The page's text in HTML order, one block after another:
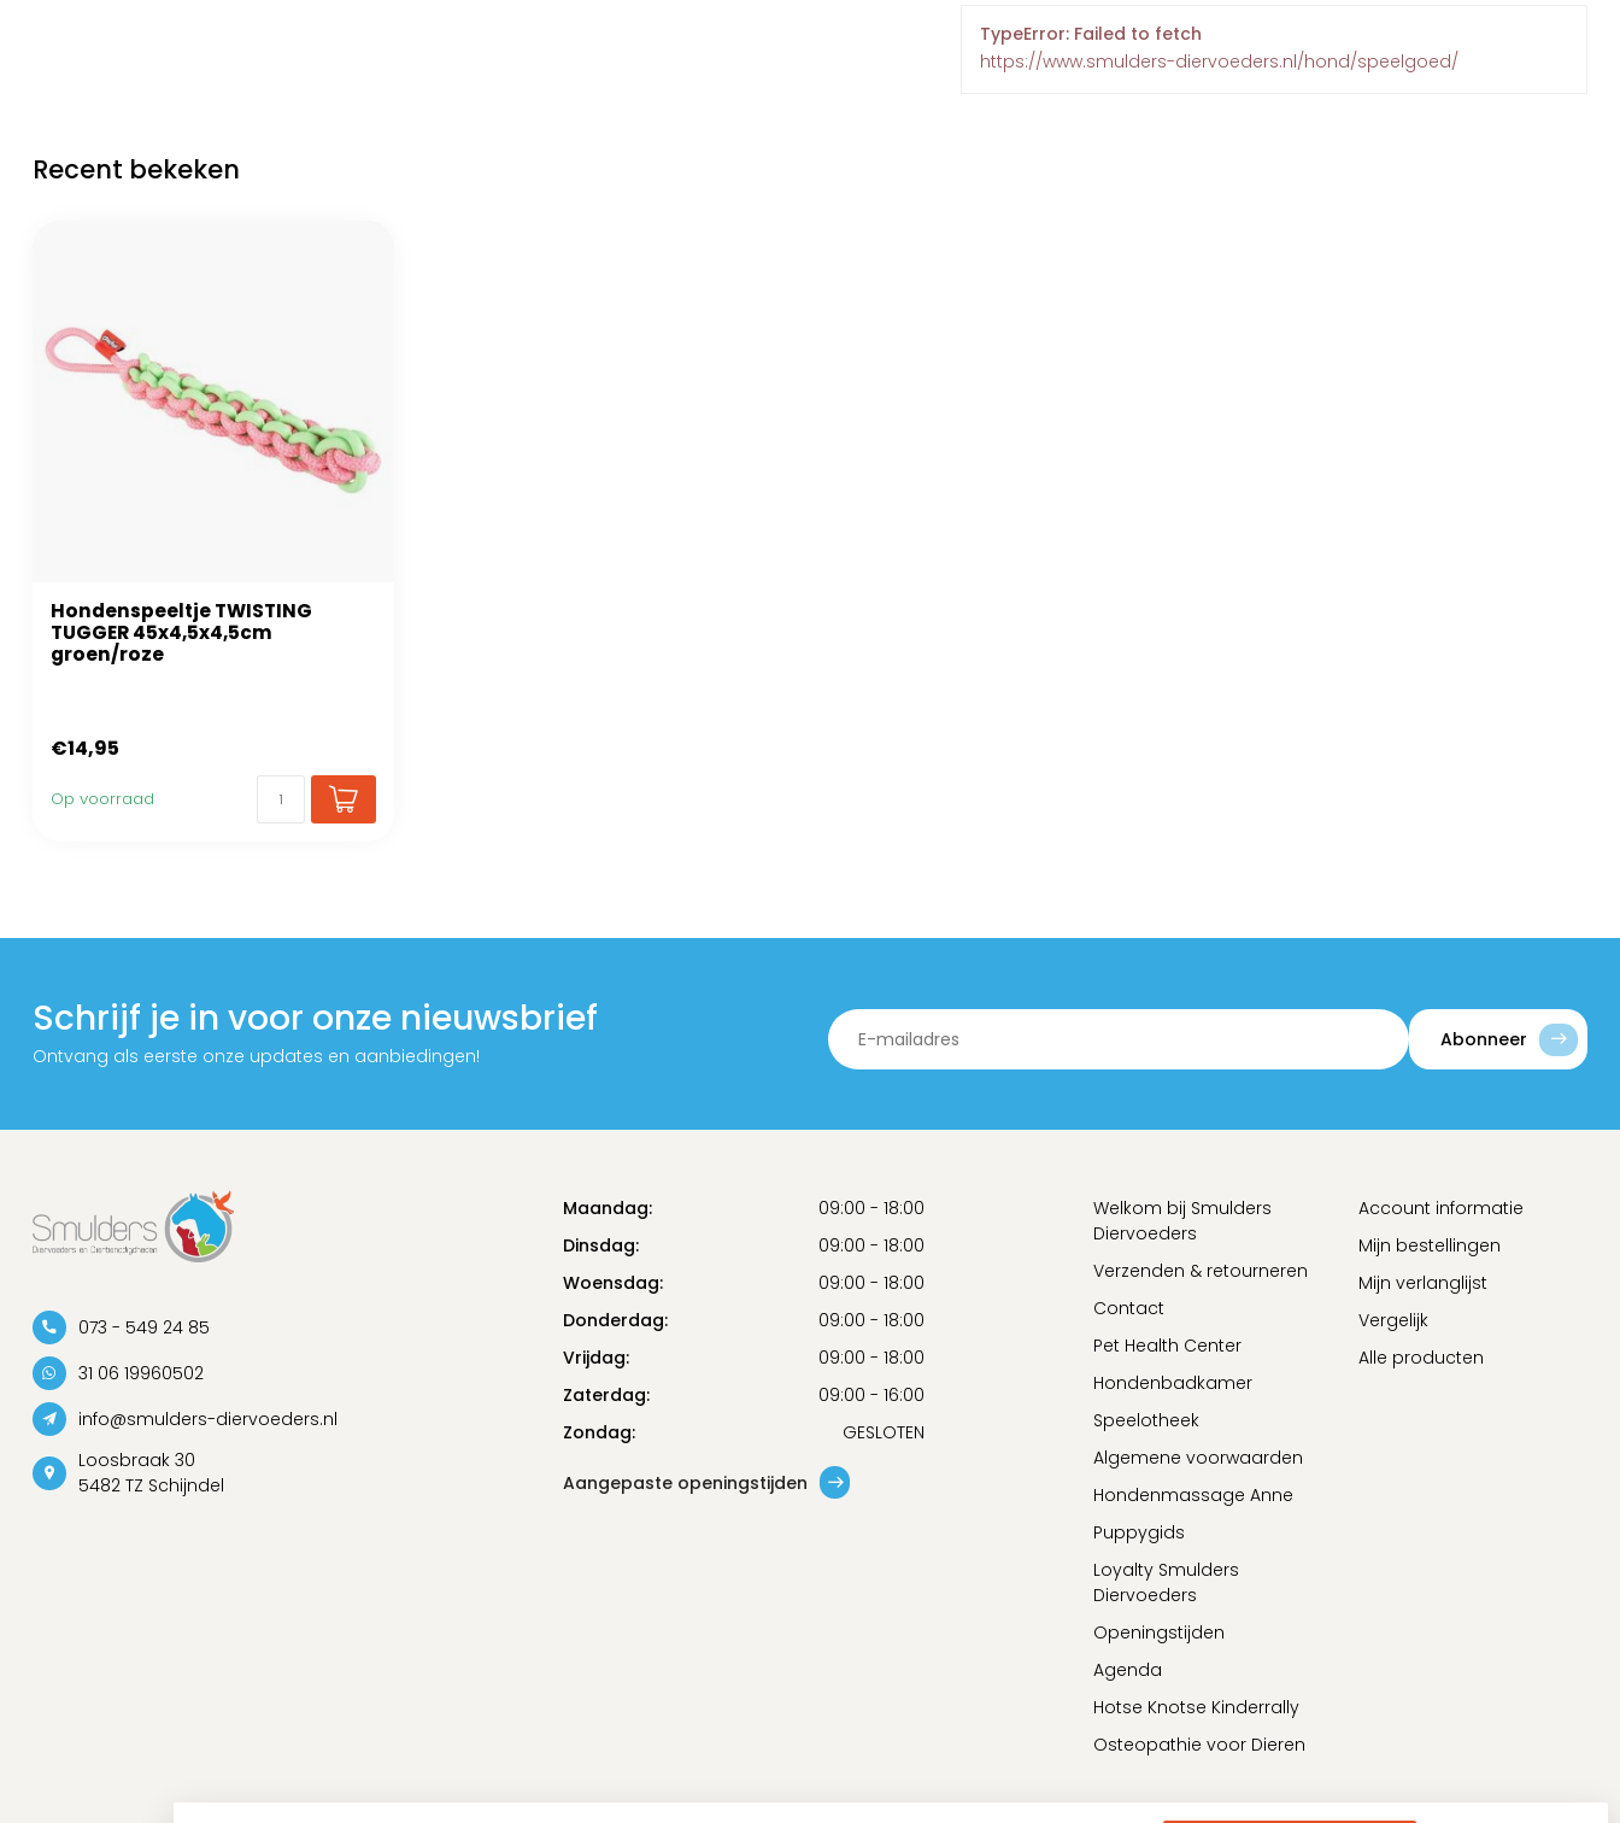
TypeError: Failed to fetch
https://www.smulders-diervoeders.nl/hond/speelgoed/
Recent bekeken
Hondenspeeltje TWISTING
TUGGER 45x4,5x4,5cm
groen/roze
€14,95
Op voorraad
Schrijf je in voor onze nieuwsbrief
Ontvang als eerste onze updates en aanbiedingen!
Abonneer
073 - 549 24 85
31 06 19960502
info@smulders-diervoeders.nl
Loosbraak 30
5482 TZ Schijndel
Maandag:
09:00 - 18:00
Dinsdag:
09:00 - 18:00
Woensdag:
09:00 - 18:00
Donderdag:
09:00 - 18:00
Vrijdag:
09:00 - 18:00
Zaterdag:
09:00 - 16:00
Zondag:
GESLOTEN
Aangepaste openingstijden
Welkom bij Smulders
Diervoeders
Verzenden & retourneren
Contact
Pet Health Center
Hondenbadkamer
Speelotheek
Algemene voorwaarden
Hondenmassage Anne
Puppygids
Loyalty Smulders
Diervoeders
Openingstijden
Agenda
Hotse Knotse Kinderrally
Osteopathie voor Dieren
Account informatie
Mijn bestellingen
Mijn verlanglijst
Vergelijk
Alle producten